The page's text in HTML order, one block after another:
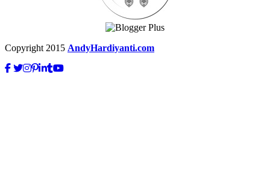
Copyright 2015 AndyHardiyanti.com